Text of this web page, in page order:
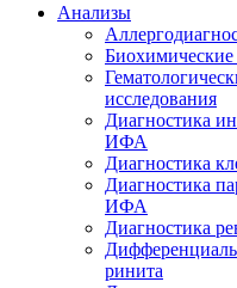
Анализы
Биохимические
исследования
Диагностика
ИФА
Диагностика
Диагностика
ИФА
Диагностика
ринита